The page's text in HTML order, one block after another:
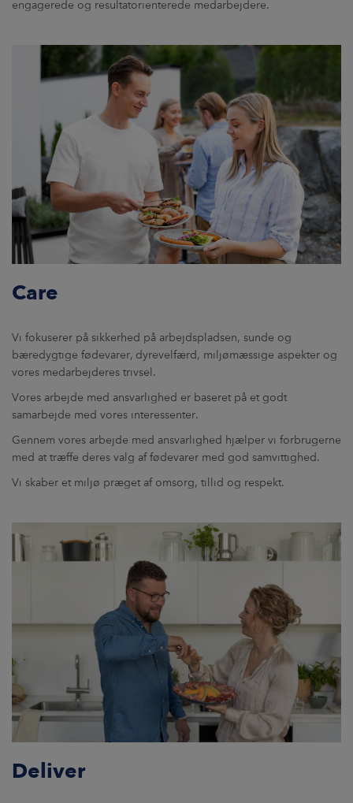
engagerede og resultatorienterede medarbejdere.
Care
Vi fokuserer på sikkerhed på arbejdspladsen, sunde og
bæredygtige fødevarer, dyrevelfærd, miljømæssige aspekter og
vores medarbejderes trivsel.
Vores arbejde med ansvarlighed er baseret på et godt
samarbejde med vores interessenter.
Gennem vores arbejde med ansvarlighed hjælper vi forbrugerne
med at træffe deres valg af fødevarer med god samvittighed.
Vi skaber et miljø præget af omsorg, tillid og respekt.
Deliver